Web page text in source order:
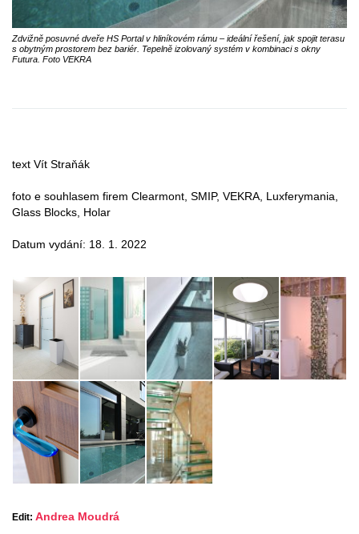
Zdvižně posuvné dveře HS Portal v hliníkovém rámu – ideální řešení, jak spojit terasu
s obytným prostorem bez bariér. Tepelně izolovaný systém v kombinaci s okny
Futura. Foto VEKRA
text Vít Straňák
foto e souhlasem firem Clearmont, SMIP, VEKRA, Luxferymania,
Glass Blocks, Holar
Datum vydání: 18. 1. 2022
Edit: Andrea Moudrá